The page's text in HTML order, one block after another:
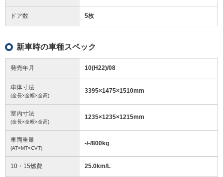
ドア数 5枚
新車時の車種スペック
発売年月 10(H22)/08
車体寸法
(全長×全幅×全高)
3395×1475×1510mm
室内寸法
(全長×全幅×全高)
1235×1235×1215mm
車両重量
(AT×MT×CVT)
-/-/800kg
10・15燃費 25.0km/L